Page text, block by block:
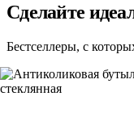
Сделайте
Бестселлеры, с